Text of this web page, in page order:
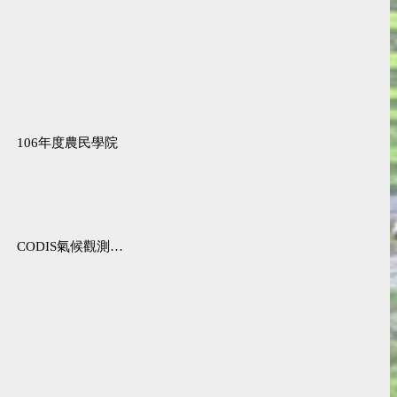
106年度農民學院
CODIS氣候觀測資料查詢服務